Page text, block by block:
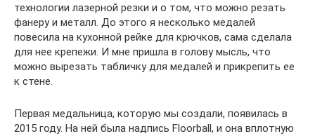
технологии лазерной резки и о том, что можно резать
фанеру и металл. До этого я несколько медалей
повесила на кухонной рейке для крючков, сама сделала
для нее крепежи. И мне пришла в голову мысль, что
можно вырезать табличку для медалей и прикрепить ее
к стене.
Первая медальница, которую мы создали, появилась в
2015 году. На ней была надпись Floorball, и она вплотную